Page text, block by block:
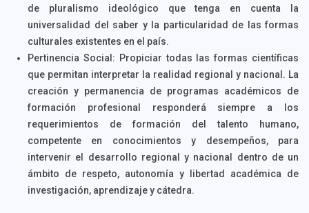
de pluralismo ideológico que tenga en cuenta la
universalidad del saber y la particularidad de las formas
culturales existentes en el país.
Pertinencia Social: Propiciar todas las formas científicas
que permitan interpretar la realidad regional y nacional. La
creación y permanencia de programas académicos de
formación profesional responderá siempre a los
requerimientos de formación del talento humano,
competente en conocimientos y desempeños, para
intervenir el desarrollo regional y nacional dentro de un
ámbito de respeto, autonomía y libertad académica de
investigación, aprendizaje y cátedra.